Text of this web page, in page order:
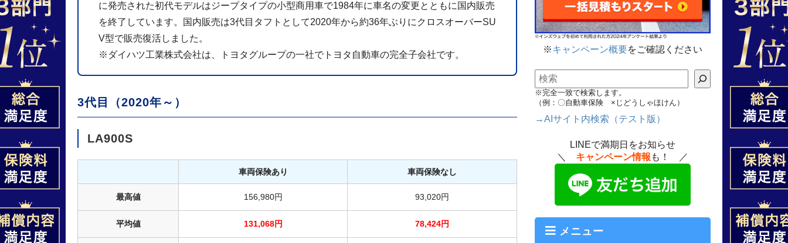
に発売された初代モデルはジープタイプの小型商用車で1984年に車名の変更とともに国内販売
を終了しています。国内販売は3代目タフトとして2020年から約36年ぶりにクロスオーバーSU
V型で販売復活しました。
※ダイハツ工業株式会社は、トヨタグループの一社でトヨタ自動車の完全子会社です。
3代目（2020年～）
LA900S
車両保険あり 車両保険なし
最高値 156,980円 93,020円
平均値 131,068円 78,424円
※キャンペーン概要をご確認ください
検索
※完全一致で検索します。
（例：〇自動車保険 ×じどうしゃほけん）
→AIサイト内検索（テスト版）
LINEで満期日をお知らせ
＼ キャンペーン情報 も！ ／
メニュー